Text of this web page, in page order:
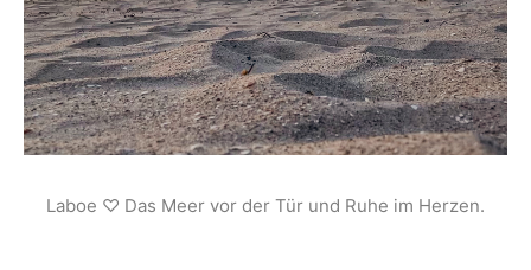
Laboe ♡ Das Meer vor der Tür und Ruhe im Herzen.